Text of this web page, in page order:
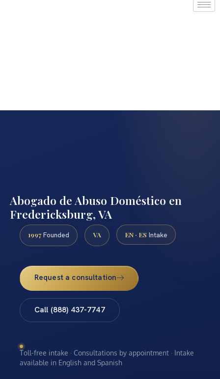
Abogado de Abuso Doméstico en
Fredericksburg, VA
1997 Founded VA EN · ES Intake
Request a consultation
Call (888) 437-7747
Toll-free intake · Consultations by appointment · Intake
available in English and Spanish